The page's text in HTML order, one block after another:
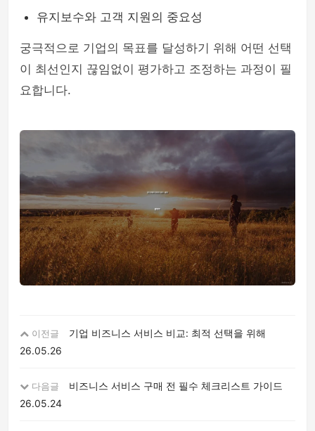
유지보수와 고객 지원의 중요성
궁극적으로 기업의 목표를 달성하기 위해 어떤 선택
이 최선인지 끊임없이 평가하고 조정하는 과정이 필
요합니다.
이전글
기업 비즈니스 서비스 비교: 최적 선택을 위해
26.05.26
다음글
비즈니스 서비스 구매 전 필수 체크리스트 가이드
26.05.24